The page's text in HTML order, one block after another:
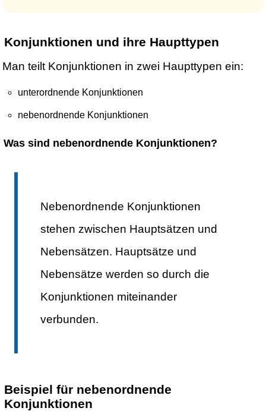
Konjunktionen und ihre Haupttypen
Man teilt Konjunktionen in zwei Haupttypen ein:
unterordnende Konjunktionen
nebenordnende Konjunktionen
Was sind nebenordnende Konjunktionen?
Nebenordnende Konjunktionen
stehen zwischen Hauptsätzen und
Nebensätzen. Hauptsätze und
Nebensätze werden so durch die
Konjunktionen miteinander
verbunden.
Beispiel für nebenordnende
Konjunktionen